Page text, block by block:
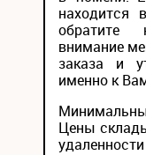
находится
обратите
внимание
заказа и
именно к
Цены